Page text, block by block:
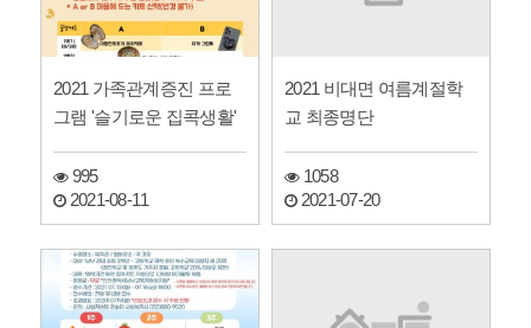
2021 가족관계증진 프로
그램 '슬기로운 집콕생활'
995
2021-08-11
2021 비대면 여름계절학
교 최종명단
1058
2021-07-20